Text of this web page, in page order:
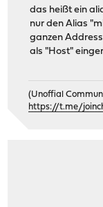
das heißt ein
nur den Alias
ganzen
als "Host"
(Unoffial
https://t.me/